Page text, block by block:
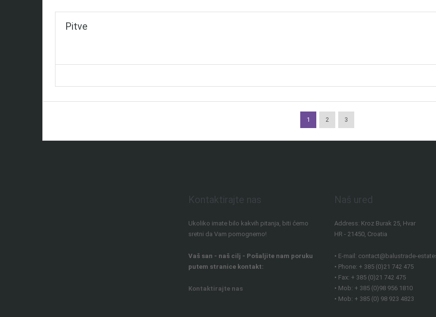
Pitve
1 2 3
Ukoliko imate bilo kakvih pitanja, biti ćemo
sretni da Vam pomognemo!
Vaš san - naš cilj - Pošaljite nam poruku
putem stranice kontakt:
Kontaktirajte nas
Address: Kroz Burak 25, Hvar
HR - 21450, Croatia
• E-mail: contact@balustrade-
• Phone: + 385 (0)21 742 475
• Fax: + 385 (0)21 742 475
• Mob: + 385 (0)98 956 1810
• Mob: + 385 (0) 98 923 4823